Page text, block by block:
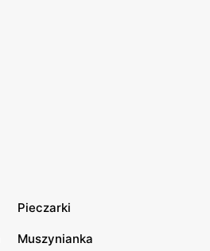
Pieczarki
Muszynianka